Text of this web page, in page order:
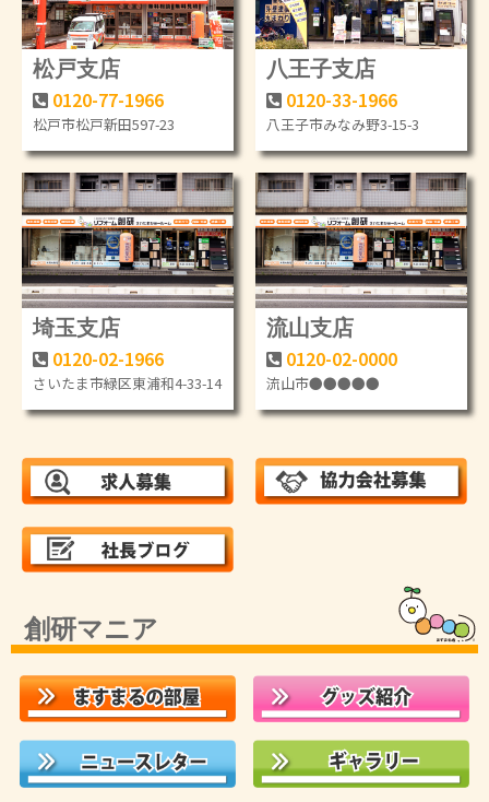
松戸支店
0120-77-1966
松戸市松戸新田597-23
八王子支店
0120-33-1966
八王子市みなみ野3-15-3
埼玉支店
0120-02-1966
さいたま市緑区東浦和4-33-14
流山支店
0120-02-0000
流山市●●●●●
創研マニア